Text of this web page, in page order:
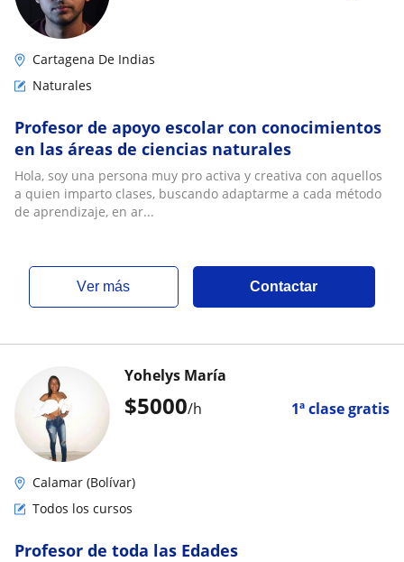
Cartagena De Indias
Naturales
Profesor de apoyo escolar con conocimientos
en las áreas de ciencias naturales
Hola, soy una persona muy pro activa y creativa con aquellos
a quien imparto clases, buscando adaptarme a cada método
de aprendizaje, en ar...
ver más Contactar
$5000/h 1ª clase gratis
Yohelys María
Calamar (Bolívar)
Todos los cursos
Profesor de toda las Edades